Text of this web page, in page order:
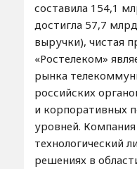
составила 154,1
достигла 57,7
выручки), чистая
«Ростелеком»
рынка
российских
и корпоративных
уровней.
технологический
решениях в